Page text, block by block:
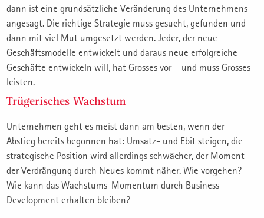
dann ist eine grundsätzliche Veränderung des Unternehmens
angesagt. Die richtige Strategie muss gesucht, gefunden und
dann mit viel Mut umgesetzt werden. Jeder, der neue
Geschäftsmodelle entwickelt und daraus neue erfolgreiche
Geschäfte entwickeln will, hat Grosses vor – und muss Grosses
leisten.
Trügerisches Wachstum
Unternehmen geht es meist dann am besten, wenn der
Abstieg bereits begonnen hat: Umsatz- und Ebit steigen, die
strategische Position wird allerdings schwächer, der Moment
der Verdrängung durch Neues kommt näher. Wie vorgehen?
Wie kann das Wachstums-Momentum durch Business
Development erhalten bleiben?